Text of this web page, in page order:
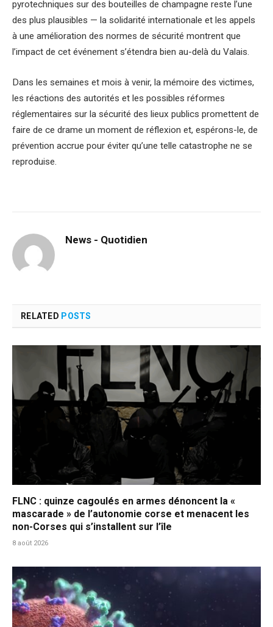
pyrotechniques sur des bouteilles de champagne reste l’une
des plus plausibles — la solidarité internationale et les appels
à une amélioration des normes de sécurité montrent que
l’impact de cet événement s’étendra bien au-delà du Valais.
Dans les semaines et mois à venir, la mémoire des victimes,
les réactions des autorités et les possibles réformes
réglementaires sur la sécurité des lieux publics promettent de
faire de ce drame un moment de réflexion et, espérons-le, de
prévention accrue pour éviter qu’une telle catastrophe ne se
reproduise.
News - Quotidien
RELATED POSTS
FLNC : quinze cagoulés en armes dénoncent la «
mascarade » de l’autonomie corse et menacent les
non-Corses qui s’installent sur l’île
8 août 2026